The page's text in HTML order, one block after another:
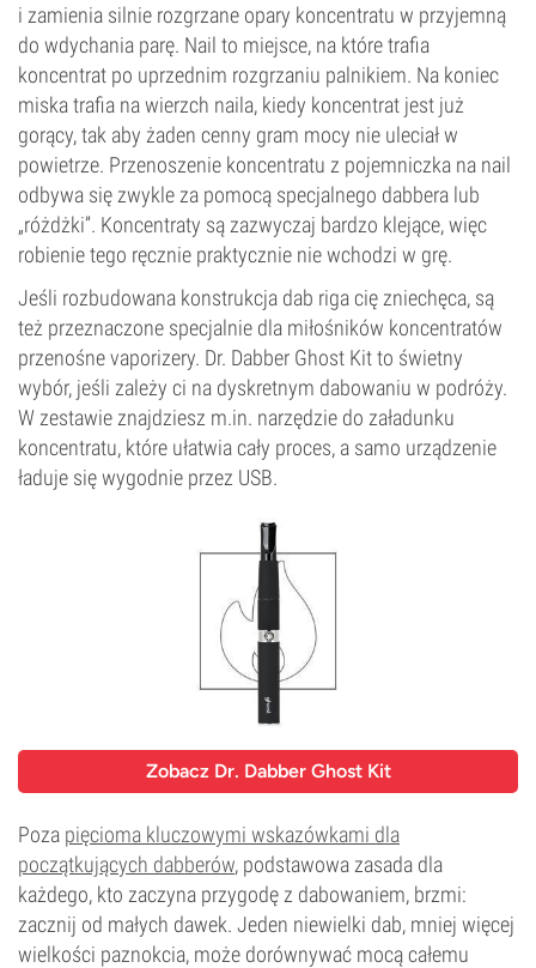
i zamienia silnie rozgrzane opary koncentratu w przyjemną
do wdychania parę. Nail to miejsce, na które trafia
koncentrat po uprzednim rozgrzaniu palnikiem. Na koniec
miska trafia na wierzch naila, kiedy koncentrat jest już
gorący, tak aby żaden cenny gram mocy nie uleciał w
powietrze. Przenoszenie koncentratu z pojemniczka na nail
odbywa się zwykle za pomocą specjalnego dabbera lub
„różdżki”. Koncentraty są zazwyczaj bardzo klejące, więc
robienie tego ręcznie praktycznie nie wchodzi w grę.
Jeśli rozbudowana konstrukcja dab riga cię zniechęca, są
też przeznaczone specjalnie dla miłośników koncentratów
przenośne vaporizery. Dr. Dabber Ghost Kit to świetny
wybór, jeśli zależy ci na dyskretnym dabowaniu w podróży.
W zestawie znajdziesz m.in. narzędzie do załadunku
koncentratu, które ułatwia cały proces, a samo urządzenie
ładuje się wygodnie przez USB.
Zobacz Dr. Dabber Ghost Kit
Poza pięcioma kluczowymi wskazówkami dla
początkujących dabberów, podstawowa zasada dla
każdego, kto zaczyna przygodę z dabowaniem, brzmi:
zacznij od małych dawek. Jeden niewielki dab, mniej więcej
wielkości paznokcia, może dorównywać mocą całemu